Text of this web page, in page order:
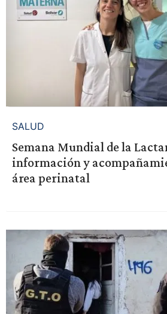
SALUD
Semana Mundial de la
información y
área perinatal